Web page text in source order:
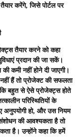
करेंगे, जिसे पोर्टल पर
तैयार करने को कहा
प्रदान की जा सकें।
कमी नहीं होने दी जाएगी।
हैं तो प्रोजेक्ट की सफलता
कि बहुत से ऐसे प्रोजेक्ट्स होते
परिस्थितियों के
अनुपयोगी हो, और उस नियम
की आवश्यकता है तो
है। उन्होंने कहा कि हमें